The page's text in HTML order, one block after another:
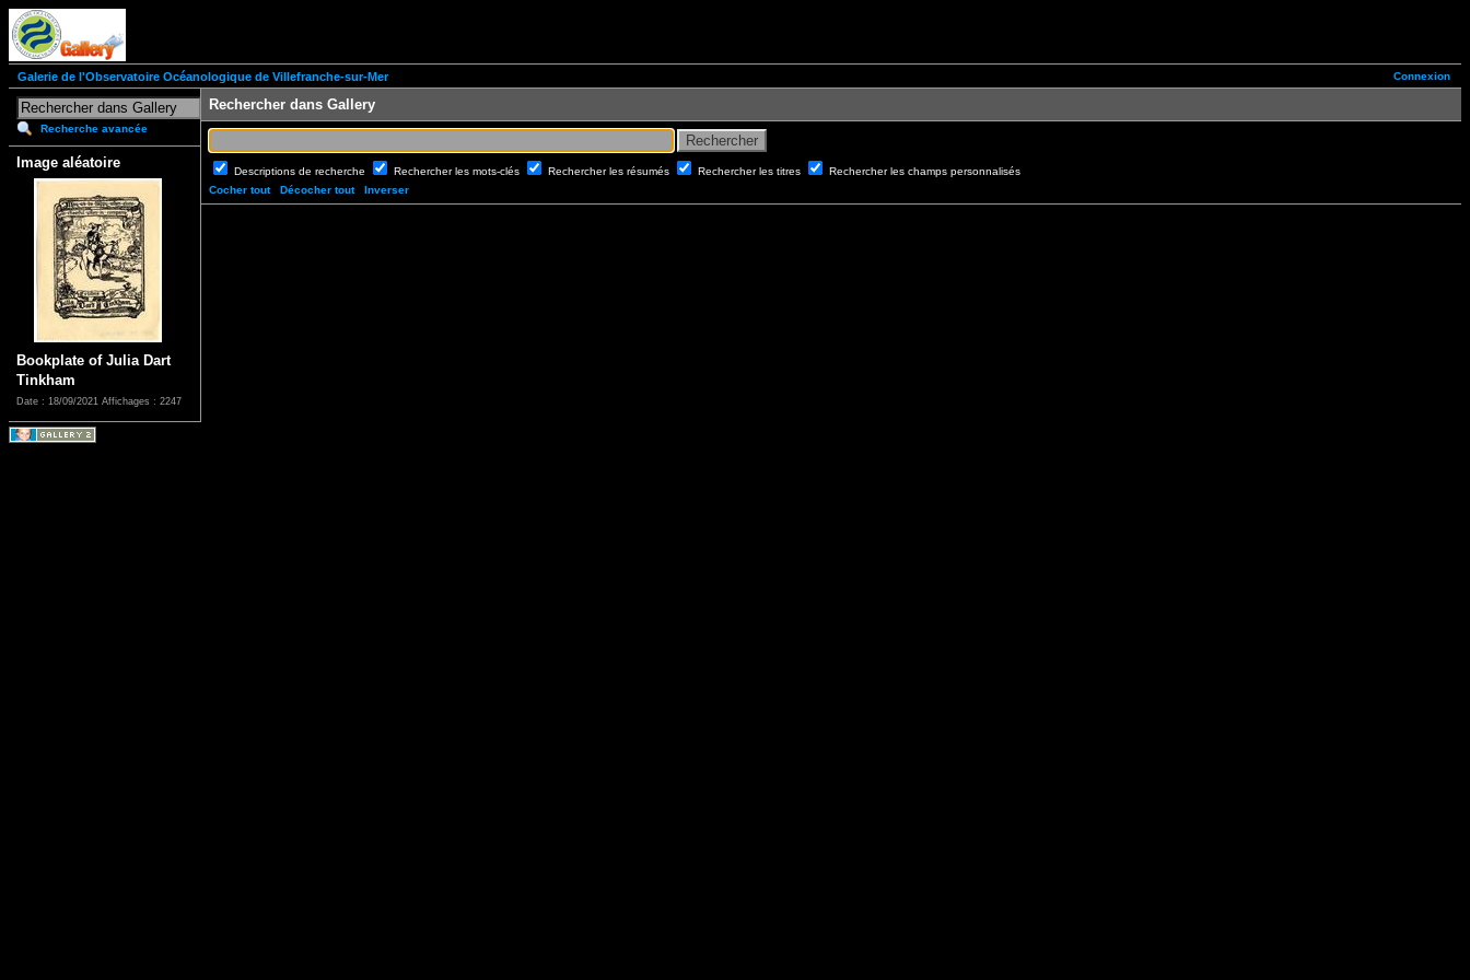
Connexion
Galerie de l'Observatoire Océanologique de Villefranche-sur-Mer
Recherche avancée
Image aléatoire
Bookplate of Julia Dart
Tinkham
Date : 18/09/2021 Affichages : 2247
Rechercher dans Gallery
Descriptions de recherche Rechercher les mots-clés Rechercher les résumés Rechercher les titres
Rechercher les champs personnalisés
Cocher tout
Décocher tout Inverser